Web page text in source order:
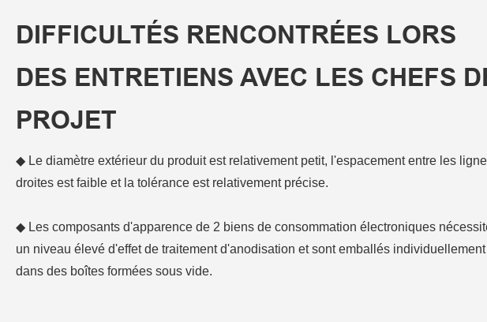
DIFFICULTÉS RENCONTRÉES LORS
DES ENTRETIENS AVEC LES CHEFS
PROJET
◆ Le diamètre extérieur du produit est relativement petit, l'espacement entre les
droites est faible et la tolérance est relativement précise.
◆ Les composants d'apparence de 2 biens de consommation électroniques
un niveau élevé d'effet de traitement d'anodisation et sont emballés individuellement
dans des boîtes formées sous vide.